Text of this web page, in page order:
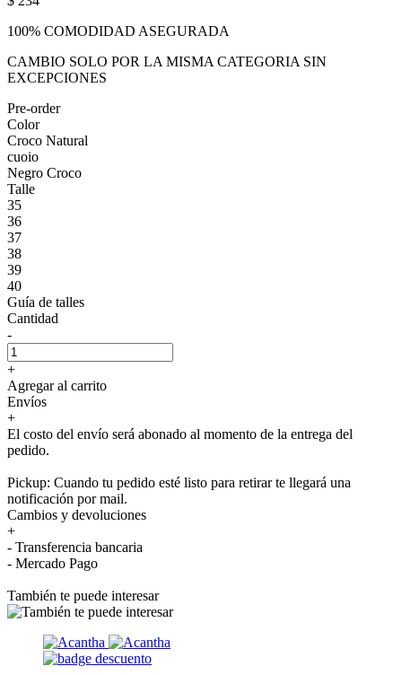
100% COMODIDAD ASEGURADA
CAMBIO SOLO POR LA MISMA CATEGORIA SIN
EXCEPCIONES
Pre-order
Color
Croco Natural
cuoio
Negro Croco
Talle
35
36
37
38
39
40
Guía de talles
Cantidad
-
+
Agregar al carrito
Envíos
+
El costo del envío será abonado al momento de la entrega del
pedido.
Pickup: Cuando tu pedido esté listo para retirar te llegará una
notificación por mail.
Cambios y devoluciones
+
- Transferencia bancaria
- Mercado Pago
También te puede interesar